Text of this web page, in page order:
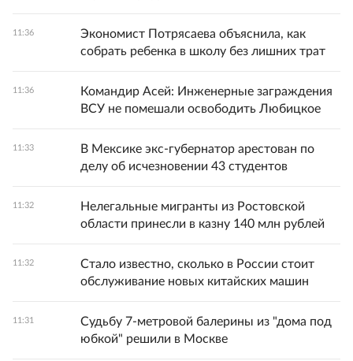
11:36
Экономист Потрясаева объяснила, как
собрать ребенка в школу без лишних трат
11:36
Командир Асей: Инженерные заграждения
ВСУ не помешали освободить Любицкое
11:33
В Мексике экс-губернатор арестован по
делу об исчезновении 43 студентов
11:32
Нелегальные мигранты из Ростовской
области принесли в казну 140 млн рублей
11:32
Стало известно, сколько в России стоит
обслуживание новых китайских машин
11:31
Судьбу 7-метровой балерины из "дома под
юбкой" решили в Москве